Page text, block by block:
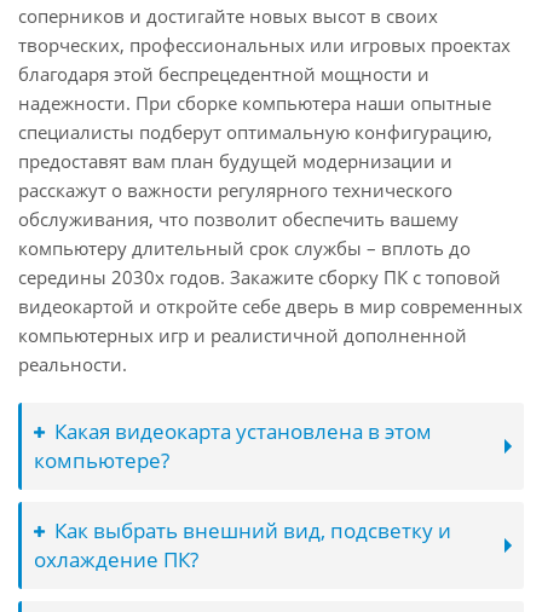
соперников и достигайте новых высот в своих
творческих, профессиональных или игровых проектах
благодаря этой беспрецедентной мощности и
надежности. При сборке компьютера наши опытные
специалисты подберут оптимальную конфигурацию,
предоставят вам план будущей модернизации и
расскажут о важности регулярного технического
обслуживания, что позволит обеспечить вашему
компьютеру длительный срок службы – вплоть до
середины 2030х годов. Закажите сборку ПК с топовой
видеокартой и откройте себе дверь в мир современных
компьютерных игр и реалистичной дополненной
реальности.
Какая видеокарта установлена в этом
компьютере?
Как выбрать внешний вид, подсветку и
охлаждение ПК?